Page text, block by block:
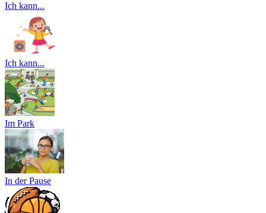
Ich kann...
Ich kann...
Im Park
In der Pause